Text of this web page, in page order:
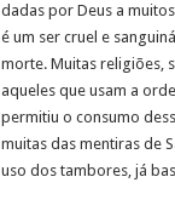
dadas por Deus a
é um ser cruel e
morte. Muitas religiões,
aqueles que usam a
permitiu o consumo
muitas das mentiras de
uso dos tambores, já